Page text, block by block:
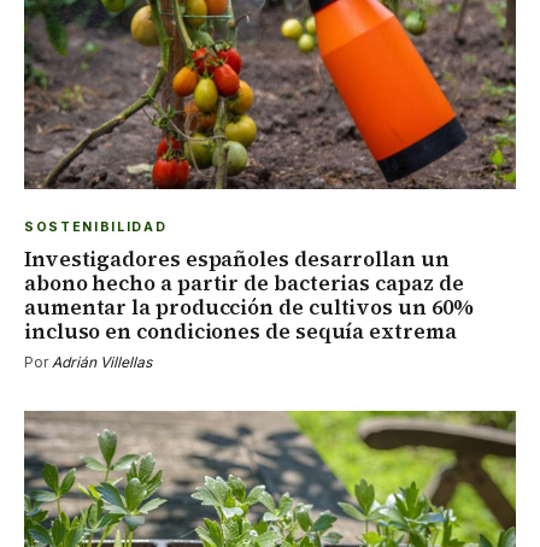
SOSTENIBILIDAD
Investigadores españoles desarrollan un
abono hecho a partir de bacterias capaz de
aumentar la producción de cultivos un 60%
incluso en condiciones de sequía extrema
Por Adrián Villellas